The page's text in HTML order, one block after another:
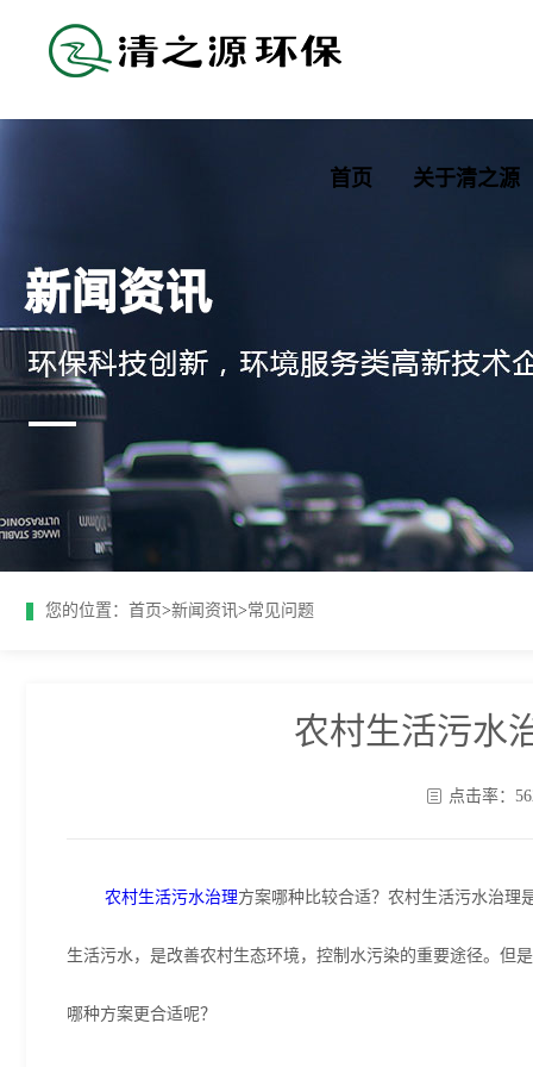
首页 关于清之源
您的位置： 首页>新闻资讯>常见问题
农村生活污水
点击率：
农村生活污水治理方案哪种比较合适？农村生活污水治理
生活污水，是改善农村生态环境，控制水污染的重要途径。但
哪种方案更合适呢？